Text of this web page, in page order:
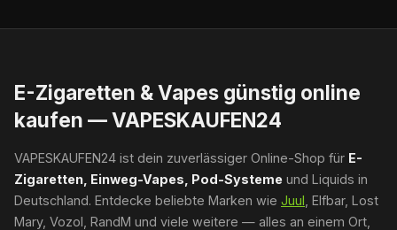
E-Zigaretten & Vapes günstig online
kaufen — VAPESKAUFEN24
VAPESKAUFEN24 ist dein zuverlässiger Online-Shop für E-
Zigaretten, Einweg-Vapes, Pod-Systeme und Liquids in
Deutschland. Entdecke beliebte Marken wie Juul , Elfbar, Lost
Mary, Vozol, RandM und viele weitere — alles an einem Ort,